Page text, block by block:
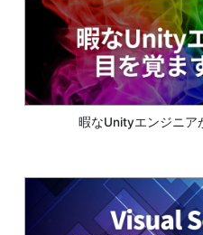
暇なUnityエンジニア